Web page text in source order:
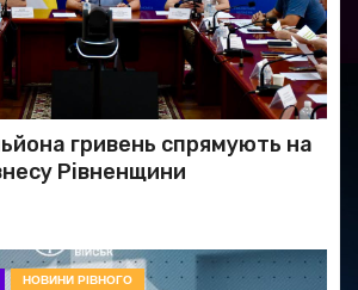
гривень спрямують на
Рівненщини
НОВИНИ РІВНОГО